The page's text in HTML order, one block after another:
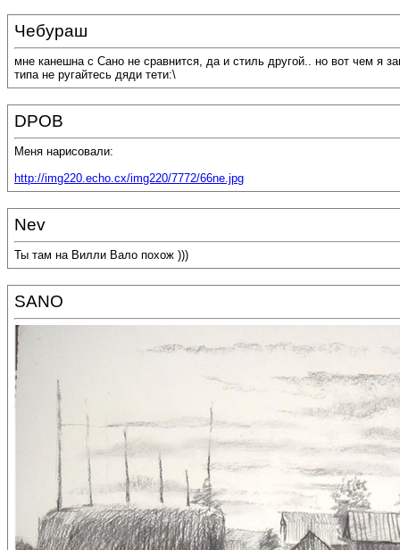
Чебураш
мне канешна с Сано не сравнится, да и стиль другой.. но вот чем я
типа не ругайтесь дяди тети:\
DPOB
Меня нарисовали:
http://img220.echo.cx/img220/7772/66ne.jpg
Nev
Ты там на Вилли Вало похож )))
SANO